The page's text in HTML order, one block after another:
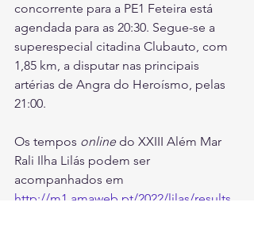
concorrente para a PE1 Feteira está
agendada para as 20:30. Segue-se a
superespecial citadina Clubauto, com
1,85 km, a disputar nas principais
artérias de Angra do Heroísmo, pelas
21:00.
Os tempos online do XXIII Além Mar
Rali Ilha Lilás podem ser
acompanhados em
http://m1.amaweb.pt/2022/lilas/results